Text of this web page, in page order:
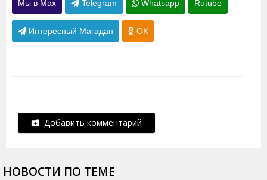
Мы в Max Telegram Whatsapp Rutube
Интересный Магадан ОК
Добавить комментарий
НОВОСТИ ПО ТЕМЕ